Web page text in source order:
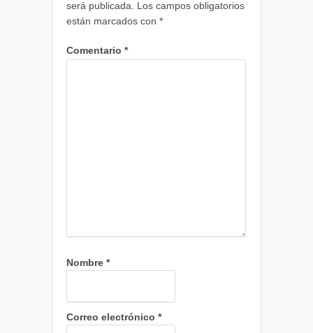
será publicada.
Los campos obligatorios
están marcados con *
Comentario *
Nombre *
Correo electrónico *